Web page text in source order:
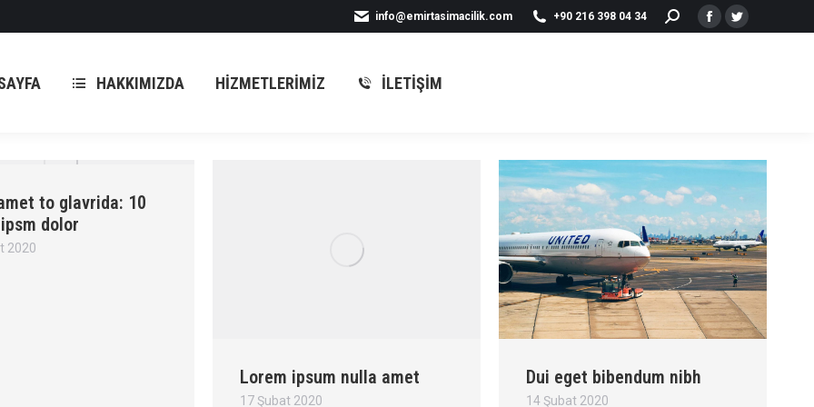
info@emirtasimacilik.com +90 216 398 04 34
HAKKIMIZDA HIZMETLERIMIZ İLETIŞIM
to glavrida: 10
dolor
2020
Lorem ipsum nulla amet
17 Şubat 2020
Dui eget bibendum nibh
14 Şubat 2020
HAKKIMIZDA HIZMETLERIMIZ İLETIŞIM